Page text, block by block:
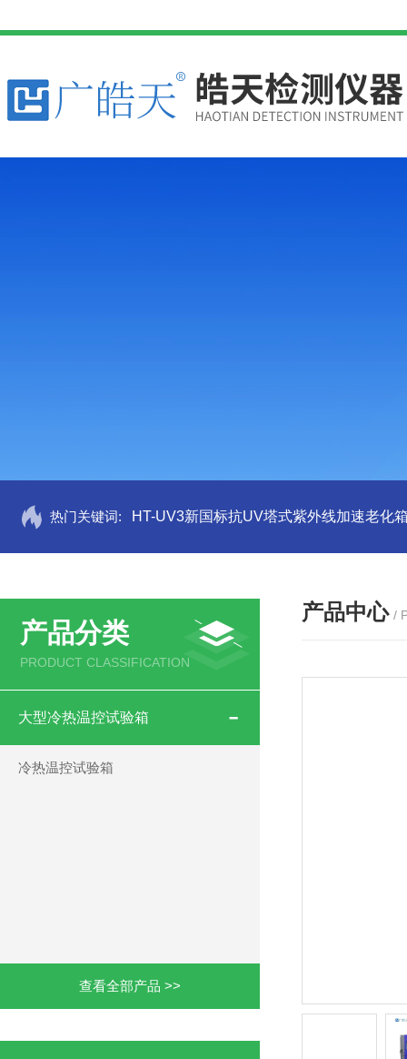
热门关键词: HT-UV3新国标抗UV塔式紫外线加速老化
产品分类
PRODUCT CLASSIFICATION
大型冷热温控试验箱
冷热温控试验箱
查看全部产品 >>
产品中心 /